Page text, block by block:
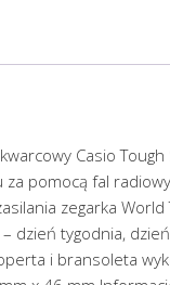
Casio
za pomocą fal
zegarka
dzień tygodnia,
i bransoleta